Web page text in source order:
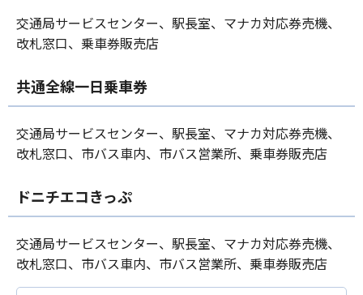
交通局サービスセンター、駅長室、マナカ対応券売機、
改札窓口、乗車券販売店
共通全線一日乗車券
交通局サービスセンター、駅長室、マナカ対応券売機、
改札窓口、市バス車内、市バス営業所、乗車券販売店
ドニチエコきっぷ
交通局サービスセンター、駅長室、マナカ対応券売機、
改札窓口、市バス車内、市バス営業所、乗車券販売店